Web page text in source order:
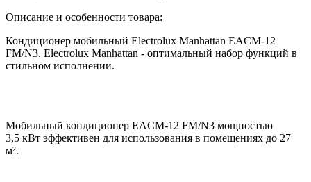
Описание и особенности товара:
Кондиционер мобильный Electrolux Manhattan EACM-12
FM/N3. Electrolux Manhattan - оптимальный набор функций в
стильном исполнении.
Мобильный кондиционер EACM-12 FM/N3 мощностью
3,5 кВт эффективен для использования в помещениях до 27
м².